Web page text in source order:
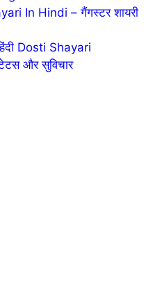
In Hindi – गैंगस्टर शायरी
Dosti Shayari
और सुविचार